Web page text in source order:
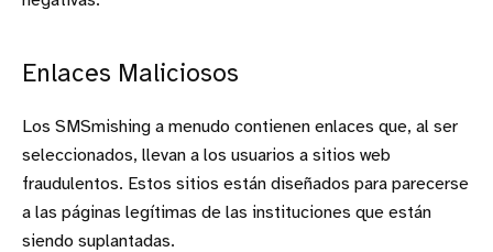
Enlaces Maliciosos
Los SMSmishing a menudo contienen enlaces que, al ser
seleccionados, llevan a los usuarios a sitios web
fraudulentos. Estos sitios están diseñados para parecerse
a las páginas legítimas de las instituciones que están
siendo suplantadas.